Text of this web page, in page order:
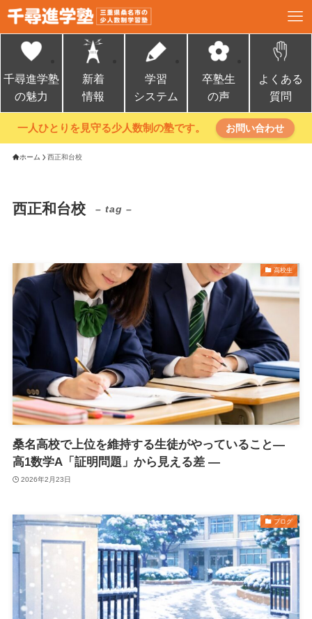
千尋進学塾
の魅力
新着
情報
学習
システム
卒塾生
の声
よくある
質問
一人ひとりを見守る少人数制の塾です。 お問い合わせ
ホーム 西正和台校
西正和台校 – tag –
高校生
桑名高校で上位を維持する生徒がやっていること―
高1数学A「証明問題」から見える差 ―
2026年2月23日
ブログ